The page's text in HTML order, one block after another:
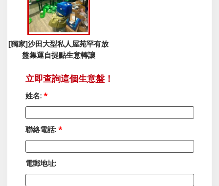
[獨家]沙田大型私人屋苑罕有放
盤集運自提點生意轉讓
立即查詢這個生意盤！
姓名: *
聯絡電話: *
電郵地址: